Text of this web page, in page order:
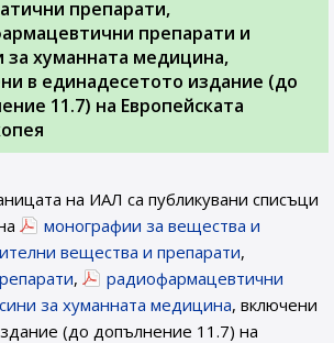
препарати,
препарати и
за хуманната медицина,
в единадесетото издание (до
11.7) на Европейската
на ИАЛ са публикувани списъци
монографии за вещества и
вещества и препарати,
,
радиофармацевтични
за хуманната медицина, включени
(до допълнение 11.7) на